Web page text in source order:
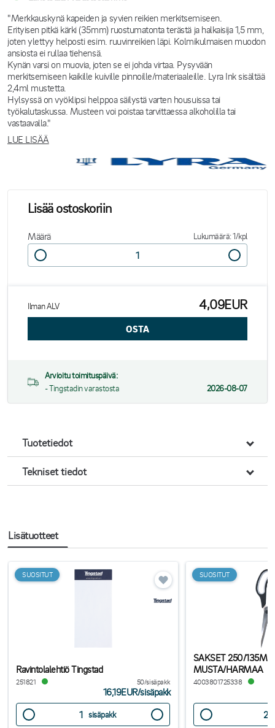
"Merkkauskynä kapeiden ja syvien reikien merkitsemiseen.
Erityisen pitkä kärki (35mm) ruostumatonta terästä ja halkaisija 1,5 mm,
joten ylettyy helposti esim. ruuvinreikien läpi. Kolmikulmaisen muodon
ansiosta ei rullaa tiehensä.
Kynän varsi on muovia, joten se ei johda virtaa. Pysyvään
merkitsemiseen kaikille kuiville pinnoille/materiaaleille. Lyra Ink sisältää
2,4ml mustetta.
Hylsyssä on vyöklipsi helppoa säilystä varten housuissa tai
työkalutaskussa. Musteen voi poistaa tarvittaessa alkoholilla tai
vastaavalla."
LUE LISÄÄ
Lisää ostoskoriin
Määrä Lukumäärä: 1/kpl
Ilman ALV 4,09EUR
Arvioitu toimituspäivä:
- Tingstadin varastosta
2026-08-07
Tuotetiedot
Tekniset tiedot
Lisätuotteet
SUOSITUT
Ravintolalehtiö Tingstad
251821 50/sisäpakk
16,19EUR/sisäpakk
sisäpakk
SUOSITUT
SAKSET 250/135MM
MUSTA/HARMAA
4003801725338